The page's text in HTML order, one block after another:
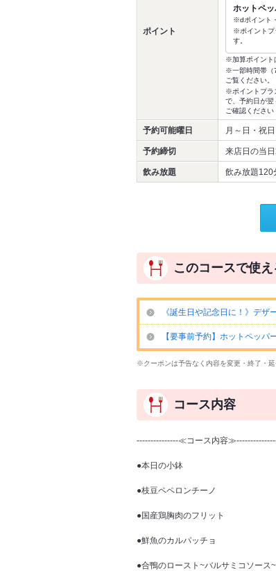
ポイント
ホットペ
※dポイント
※ポイントプ
す。
※加算ポイント
※一部時間帯（
ご覧ください。
※ポイントプラ
で、予約日が翌
ご確認ください
予約可能曜日 月～日・祝
予約締切 来店日の当
飲み放題 飲み放題120
このコースで使
《誕生日や記念日に！》デ
【要事前予約】ホットペッパ
※クーポンは予告なく内容を変更・終了・延
コース内容
---------------≪コース内容
●本日の小鉢
●枝豆ペペロンチーノ
●国産鶏胸肉のフリット
●鮮魚のカルパッチョ
●合鴨のロースト~バルサミコソース~